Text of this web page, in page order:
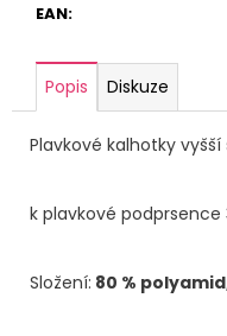
EAN:
Popis Diskuze
Plavkové kalhotky vyšší
k plavkové podprsence
Složení: 80 %